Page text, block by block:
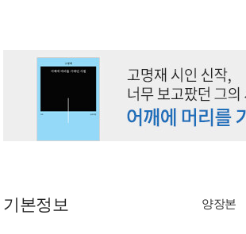
기본정보 양장본